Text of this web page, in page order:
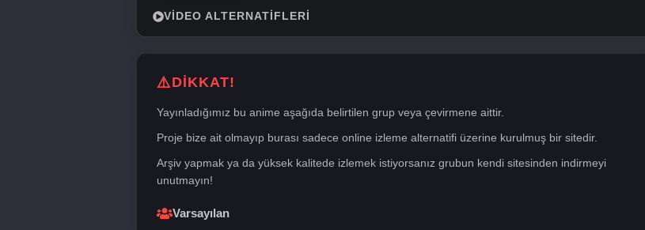
VIDEO ALTERNATIFLERI
DİKKAT!
Yayınladığımız bu anime aşağıda belirtilen grup veya çevirmene aittir.
Proje bize ait olmayıp burası sadece online izleme alternatifi üzerine kurulmuş bir sitedir.
Arşiv yapmak ya da yüksek kalitede izlemek istiyorsanız grubun kendi sitesinden indirmeyi
unutmayın!
Varsayılan